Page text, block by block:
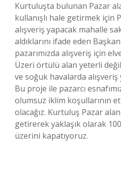
Kurtuluşta bulunan Pazar
kullanışlı hale getirmek için
alışveriş yapacak mahalle
aldıklarını ifade eden
pazarımızda alışveriş için
Üzeri örtülü alan yeterli
ve soğuk havalarda
Bu proje ile pazarcı
olumsuz iklim koşullarının
olacağız. Kurtuluş Pazar
getirerek yaklaşık olarak
üzerini kapatıyoruz.